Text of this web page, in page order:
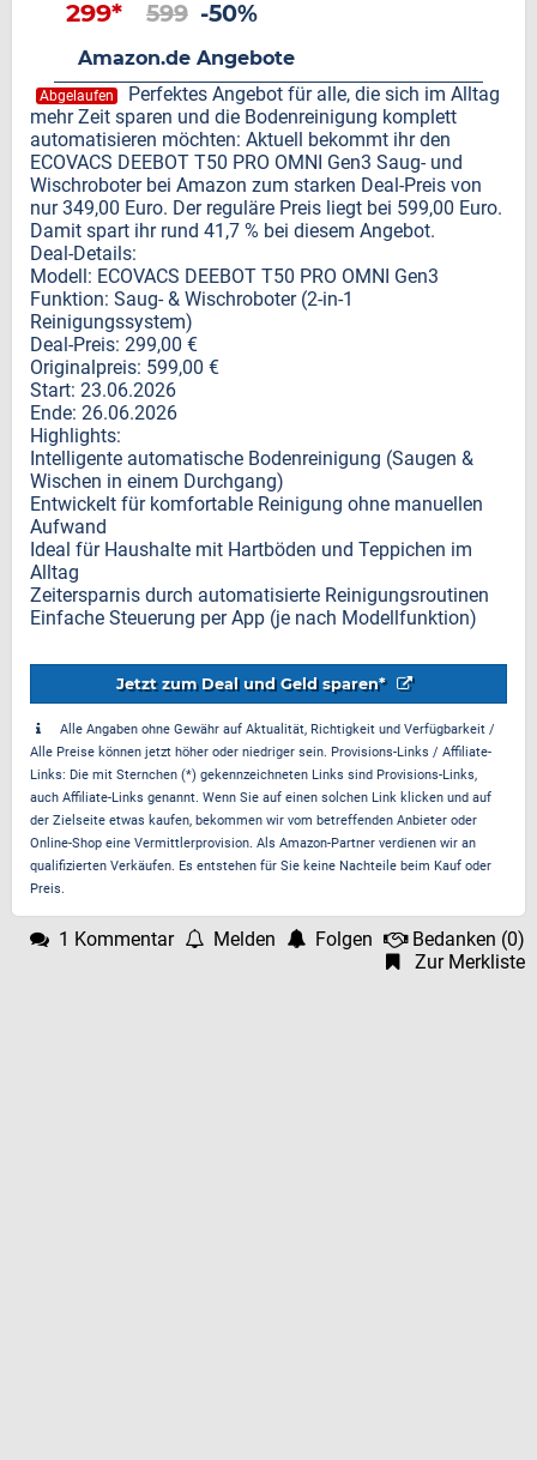
299* 599 -50%
Amazon.de Angebote
Abgelaufen
Perfektes Angebot für alle, die sich im Alltag
mehr Zeit sparen und die Bodenreinigung komplett
automatisieren möchten: Aktuell bekommt ihr den
ECOVACS DEEBOT T50 PRO OMNI Gen3 Saug- und
Wischroboter bei Amazon zum starken Deal-Preis von
nur 349,00 Euro. Der reguläre Preis liegt bei 599,00 Euro.
Damit spart ihr rund 41,7 % bei diesem Angebot.
Deal-Details:
Modell: ECOVACS DEEBOT T50 PRO OMNI Gen3
Funktion: Saug- & Wischroboter (2-in-1
Reinigungssystem)
Deal-Preis: 299,00 €
Originalpreis: 599,00 €
Start: 23.06.2026
Ende: 26.06.2026
Highlights:
Intelligente automatische Bodenreinigung (Saugen &
Wischen in einem Durchgang)
Entwickelt für komfortable Reinigung ohne manuellen
Aufwand
Ideal für Haushalte mit Hartböden und Teppichen im
Alltag
Zeitersparnis durch automatisierte Reinigungsroutinen
Einfache Steuerung per App (je nach Modellfunktion)
Jetzt zum Deal und Geld sparen*
Alle Angaben ohne Gewähr auf Aktualität, Richtigkeit und Verfügbarkeit /
Alle Preise können jetzt höher oder niedriger sein. Provisions-Links / Affiliate-
Links: Die mit Sternchen (*) gekennzeichneten Links sind Provisions-Links,
auch Affiliate-Links genannt. Wenn Sie auf einen solchen Link klicken und auf
der Zielseite etwas kaufen, bekommen wir vom betreffenden Anbieter oder
Online-Shop eine Vermittlerprovision. Als Amazon-Partner verdienen wir an
qualifizierten Verkäufen. Es entstehen für Sie keine Nachteile beim Kauf oder
Preis.
1 Kommentar Melden Folgen Bedanken (0)
Zur Merkliste